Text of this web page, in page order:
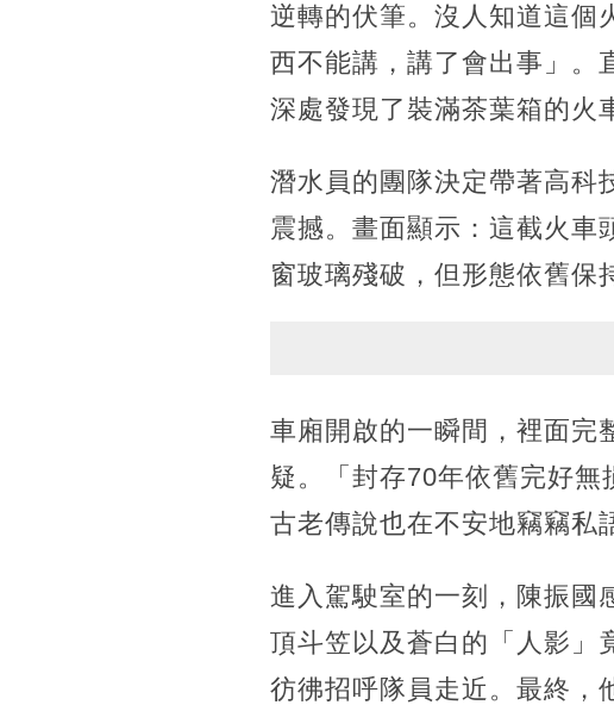
逆轉的伏筆。沒人知道這個
西不能講，講了會出事」。
深處發現了裝滿茶葉箱的火
潛水員的團隊決定帶著高科
震撼。畫面顯示：這截火車
窗玻璃殘破，但形態依舊保
車廂開啟的一瞬間，裡面完
疑。「封存70年依舊完好無
古老傳說也在不安地竊竊私
進入駕駛室的一刻，陳振國
頂斗笠以及蒼白的「人影」
彷彿招呼隊員走近。最終，